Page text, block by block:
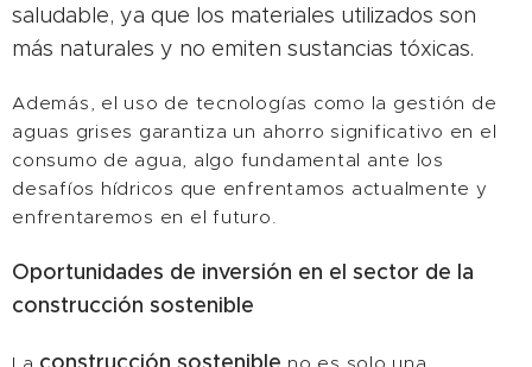
saludable, ya que los materiales utilizados son
más naturales y no emiten sustancias tóxicas.
Además, el uso de tecnologías como la gestión de
aguas grises garantiza un ahorro significativo en el
consumo de agua, algo fundamental ante los
desafíos hídricos que enfrentamos actualmente y
enfrentaremos en el futuro.
Oportunidades de inversión en el sector de la
construcción sostenible